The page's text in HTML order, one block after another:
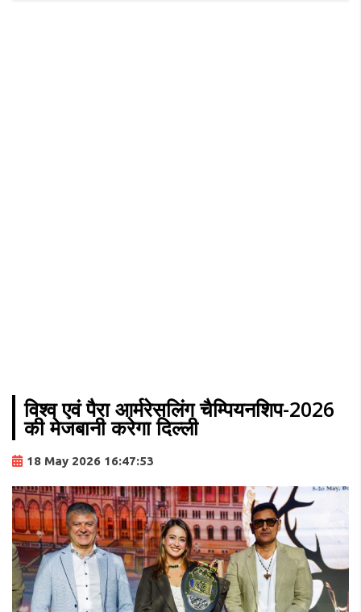
विश्व एवं पैरा आर्मरेसलिंग चैम्पियनशिप-2026
की मेजबानी करेगा दिल्ली
18 May 2026 16:47:53